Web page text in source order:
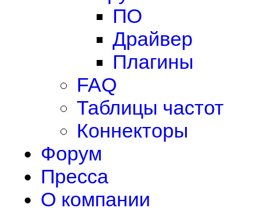
ПО
Драйвер
Плагины
FAQ
Таблицы частот
Коннекторы
Форум
Пресса
О компании